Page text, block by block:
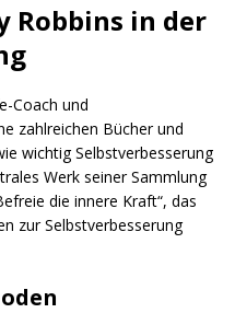
Robbins in der
Coach und
zahlreichen Bücher und
wichtig Selbstverbesserung
Werk seiner Sammlung
die innere Kraft“, das
zur Selbstverbesserung